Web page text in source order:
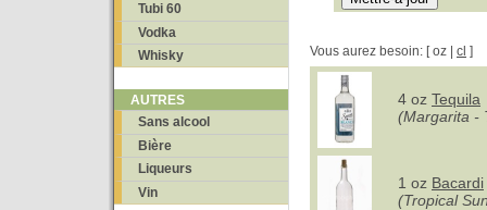
Tubi 60
Vodka
Whisky
AUTRES
Sans alcool
Bière
Liqueurs
Vin
Vous aurez besoin: [ oz | cl ]
4 oz Tequila
(Margarita -
1 oz Bacardi
(Tropical